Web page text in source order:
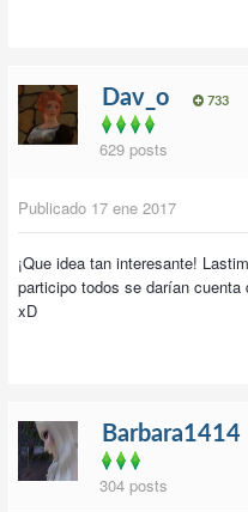
Dav_o 733
629 posts
Publicado 17 ene 2017
¡Que idea tan interesante!
participo todos se darían
xD
Barbara1414
304 posts